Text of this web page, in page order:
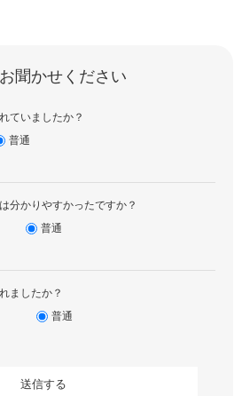
聞かせください
ていましたか？
普通
分かりやすかったですか？
普通
ましたか？
普通